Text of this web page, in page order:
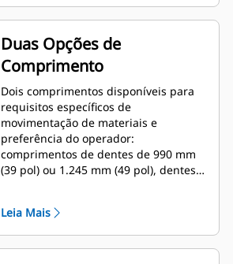
Duas Opções de
Comprimento
Dois comprimentos disponíveis para
requisitos específicos de
movimentação de materiais e
preferência do operador:
comprimentos de dentes de 990 mm
(39 pol) ou 1.245 mm (49 pol), dentes
Leia Mais